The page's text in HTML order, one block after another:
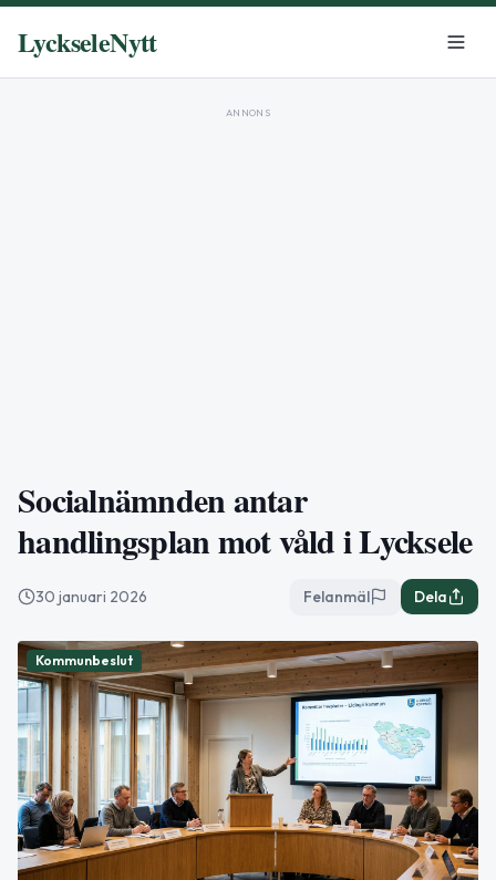
LyckseleNytt
ANNONS
Socialnämnden antar
handlingsplan mot våld i Lycksele
30 januari 2026 Felanmäl Dela
Kommunbeslut